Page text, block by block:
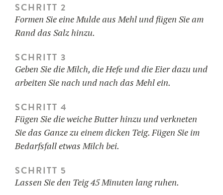
SCHRITT 2
Formen Sie eine Mulde aus Mehl und fügen Sie am
Rand das Salz hinzu.
SCHRITT 3
Geben Sie die Milch, die Hefe und die Eier dazu und
arbeiten Sie nach und nach das Mehl ein.
SCHRITT 4
Fügen Sie die weiche Butter hinzu und verkneten
Sie das Ganze zu einem dicken Teig. Fügen Sie im
Bedarfsfall etwas Milch bei.
SCHRITT 5
Lassen Sie den Teig 45 Minuten lang ruhen.